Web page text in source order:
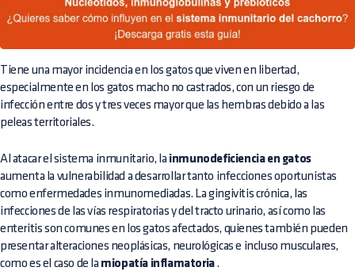
Tiene una mayor incidencia en los gatos que viven en libertad,
especialmente en los gatos macho no castrados, con un riesgo de
infección entre dos y tres veces mayor que las hembras debido a las
peleas territoriales.
Al atacar el sistema inmunitario, la inmunodeficiencia en gatos
aumenta la vulnerabilidad a desarrollar tanto infecciones oportunistas
como enfermedades inmunomediadas. La gingivitis crónica, las
infecciones de las vías respiratorias y del tracto urinario, así como las
enteritis son comunes en los gatos afectados, quienes también pueden
presentar alteraciones neoplásicas, neurológicas e incluso musculares,
como es el caso de la miopatía inflamatoria.